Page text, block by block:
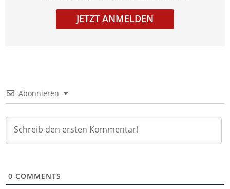
JETZT ANMELDEN
Abonnieren
0 COMMENTS